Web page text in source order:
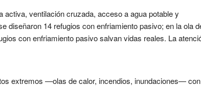
ventilación cruzada, acceso a agua potable y
diseñaron 14 refugios con enfriamiento pasivo; en la ola
con enfriamiento pasivo salvan vidas reales. La
extremos —olas de calor, incendios, inundaciones— con